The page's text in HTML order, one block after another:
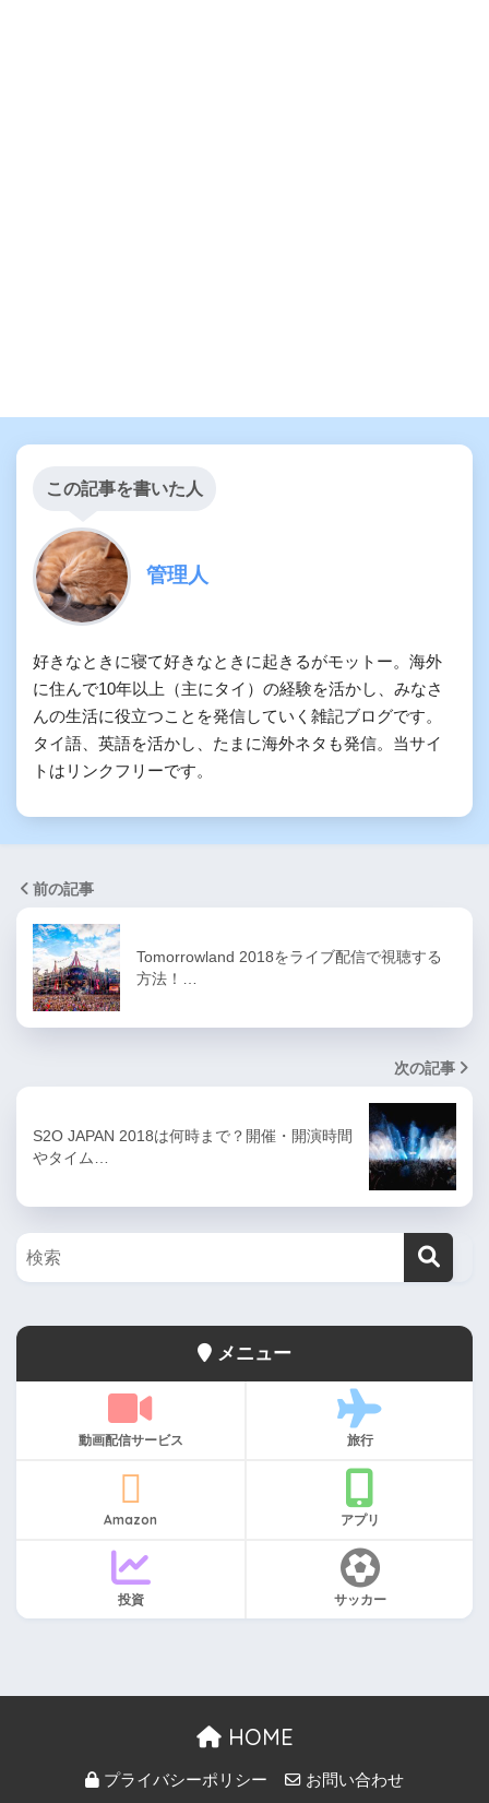
この記事を書いた人
管理人
好きなときに寝て好きなときに起きるがモットー。海外
に住んで10年以上（主にタイ）の経験を活かし、みなさ
んの生活に役立つことを発信していく雑記ブログです。
タイ語、英語を活かし、たまに海外ネタも発信。当サイ
トはリンクフリーです。
前の記事
Tomorrowland 2018をライブ配信で視聴する
方法！…
次の記事
S2O JAPAN 2018は何時まで？開催・開演時間
やタイム…
メニュー
動画配信サービス 旅行
Amazon アプリ
投資 サッカー
HOME
プライバシーポリシー お問い合わせ